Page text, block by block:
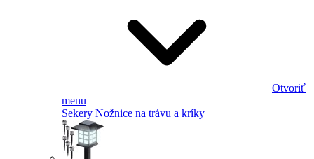
Otvoriť
menu
Sekery Nožnice na trávu a kríky